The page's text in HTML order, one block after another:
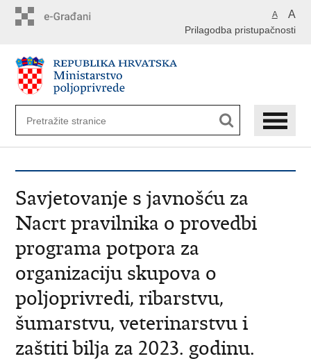
A A
Prilagodba pristupačnosti
Savjetovanje s javnošću za
Nacrt pravilnika o provedbi
programa potpora za
organizaciju skupova o
poljoprivredi, ribarstvu,
šumarstvu, veterinarstvu i
zaštiti bilja za 2023. godinu.